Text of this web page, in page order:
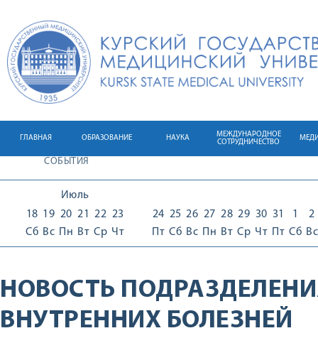
ГЛАВНАЯ ОБРАЗОВАНИЕ НАУКА
МЕЖДУНАРОДНОЕ
СОТРУДНИЧЕСТВО
СОБЫТИЯ
Июль
18
Сб
19
Вс
20
Пн
21
Вт
22
Ср
23
Чт
24
Пт
25
Сб
26
Вс
27
Пн
28
Вт
29
Ср
30
Чт
31
Пт
1
Сб
2
Вс
НОВОСТЬ
ВНУТРЕННИХ БОЛЕЗНЕЙ